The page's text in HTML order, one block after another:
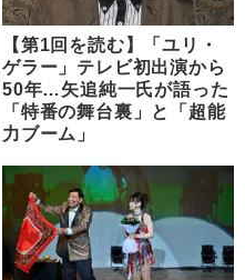
【第1回を読む】「ユリ・
ゲラー」テレビ初出演から
50年…矢追純一氏が語った
「特番の舞台裏」と「超能
力ブーム」